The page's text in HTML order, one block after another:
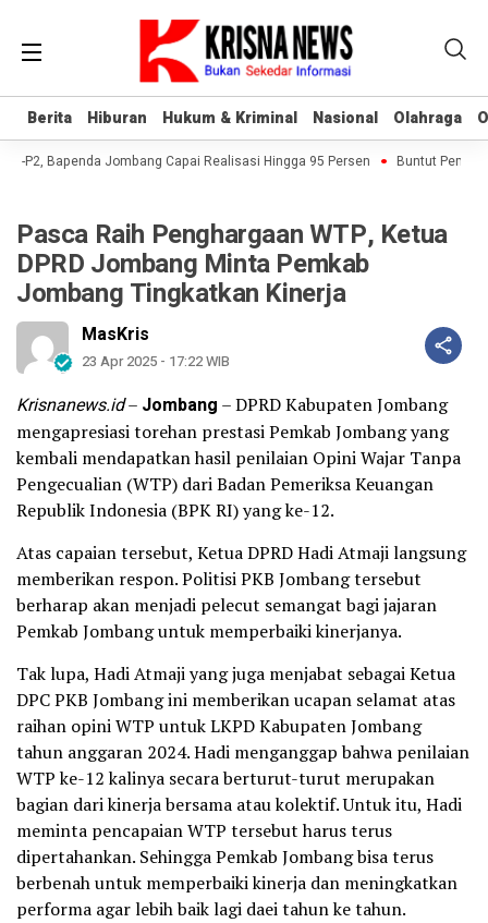
Berita Hiburan Hukum & Kriminal Nasional Olahraga
Berita Hiburan Hukum & Kriminal Nasional Olahraga
P2, Bapenda Jombang Capai Realisasi Hingga 95 Persen Buntut
Pasca Raih Penghargaan WTP, Ketua
DPRD Jombang Minta Pemkab
Jombang Tingkatkan Kinerja
MasKris
23 Apr 2025 - 17:22 WIB
Krisnanews.id– Jombang – DPRD Kabupaten Jombang
mengapresiasi torehan prestasi Pemkab Jombang yang
kembali mendapatkan hasil penilaian Opini Wajar Tanpa
Pengecualian (WTP) dari Badan Pemeriksa Keuangan
Republik Indonesia (BPK RI) yang ke-12.
Atas capaian tersebut, Ketua DPRD Hadi Atmaji langsung
memberikan respon. Politisi PKB Jombang tersebut
berharap akan menjadi pelecut semangat bagi jajaran
Pemkab Jombang untuk memperbaiki kinerjanya.
Tak lupa, Hadi Atmaji yang juga menjabat sebagai Ketua
DPC PKB Jombang ini memberikan ucapan selamat atas
raihan opini WTP untuk LKPD Kabupaten Jombang
tahun anggaran 2024. Hadi menganggap bahwa penilaian
WTP ke-12 kalinya secara berturut-turut merupakan
bagian dari kinerja bersama atau kolektif. Untuk itu, Hadi
meminta pencapaian WTP tersebut harus terus
dipertahankan. Sehingga Pemkab Jombang bisa terus
berbenah untuk memperbaiki kinerja dan meningkatkan
performa agar lebih baik lagi daei tahun ke tahun.